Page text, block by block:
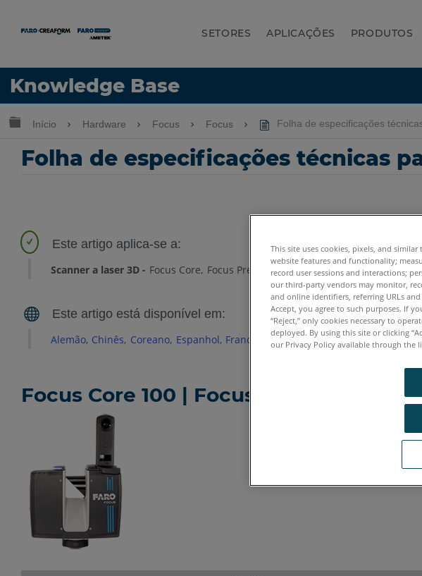
SETORES APLICAÇÕES PRODUTOS
Knowledge Base
Idioma
Expandir/recolher hierarquia global
Início Hardware Focus Focus Folha de especificações
Folha de especificações técnicas
Scanner a laser 3D Focus Core Focus Premium Focus Premium Max Focus S
Alemão Chinês Coreano Espanhol Francês Inglês Italiano Japonês
Focus Core 100 | Focus Premium 200 |
This site uses cookies, pixels, and
website features and functionality;
record user sessions and interactions;
our third-party vendors may monitor,
and online identifiers, referring URLs
Accept, you agree to such purposes. If
“Reject,” only cookies necessary to
deployed. By using this site or clicking
our Privacy Policy available through the